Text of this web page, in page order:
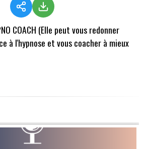
COACH (Elle peut vous redonner
à l'hypnose et vous coacher à mieux